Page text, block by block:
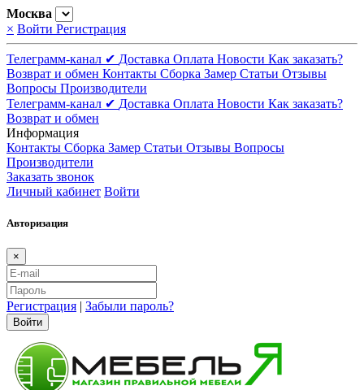
Москва
× Войти Регистрация
Телеграмм-канал ✔ Доставка Оплата Новости Как заказать?
Возврат и обмен Контакты Сборка Замер Статьи Отзывы
Вопросы Производители
Телеграмм-канал ✔ Доставка Оплата Новости Как заказать?
Возврат и обмен
Информация
Контакты Сборка Замер Статьи Отзывы Вопросы
Производители
Заказать звонок
Личный кабинет Войти
Авторизация
×
Регистрация | Забыли пароль?
Войти